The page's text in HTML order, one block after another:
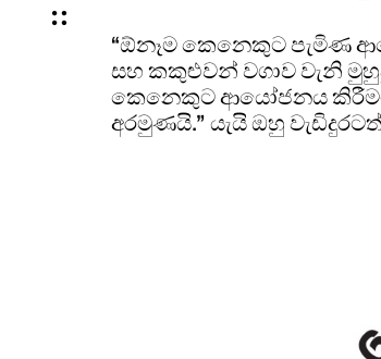
“ඕනෑම කෙනෙකුට පැමිණ
සහ කකුළුවන් වගාව වැනි
කෙනෙකුට ආයෝජනය කිරීමට
අරමුණයි.” යැයි ඔහු